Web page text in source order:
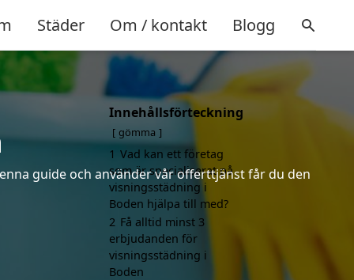
Städer Om / kontakt Blogg
guide och använder vår offerttjänst får du den
Innehållsförteckning
gömma
1 Vad kan ett företag
som är specialiserat på
visningsstädning i
Boden hjälpa till med?
2 Få alltid minst 3
erbjudanden för
visningsstädning i
Boden